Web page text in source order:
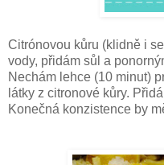
Citrónovou kůru (klidně i
vody, přidám sůl a
Nechám lehce (10 minut)
látky z citronové kůry.
Konečná konzistence by